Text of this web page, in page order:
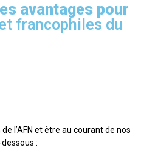
les avantages pour
francophiles du
l’AFN et être au courant de nos
: